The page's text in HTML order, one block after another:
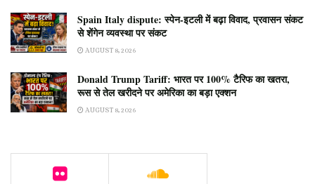
Spain Italy dispute: स्पेन-इटली में बढ़ा विवाद, प्रवासन संकट
से शेंगेन व्यवस्था पर संकट
AUGUST 8, 2026
Donald Trump Tariff: भारत पर 100% टैरिफ का खतरा,
रूस से तेल खरीदने पर अमेरिका का बड़ा एक्शन
AUGUST 8, 2026